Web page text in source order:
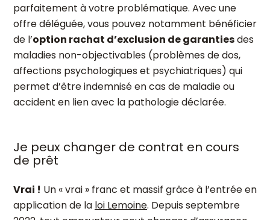
parfaitement à votre problématique. Avec une
offre déléguée, vous pouvez notamment bénéficier
de l’option rachat d’exclusion de garantiesdes
maladies non-objectivables (problèmes de dos,
affections psychologiques et psychiatriques) qui
permet d’être indemnisé en cas de maladie ou
accident en lien avec la pathologie déclarée.
Je peux changer de contrat en cours
de prêt
Vrai ! Un « vrai » franc et massif grâce à l’entrée en
application de la loi Lemoine. Depuis septembre